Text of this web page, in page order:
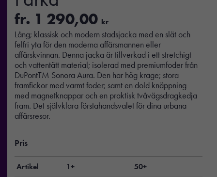
fr. 1 290,00 kr
Lång; klassisk och modern stadsjacka med en slät och
felfri yta för den moderna affärsmannen eller
affärskvinnan. Denna jacka är tillverkad i ett stretchigt
och vattentätt material; isolerad med premiumfoder från
DuPontTM Sonora Aura. Den har hög krage; stora
framfickor med varmt foder; samt en dold knäppning
med magnetknappar och en praktisk tvåvägsdragkedja
fram. Det självklara förstahandsvalet för dina urbana
affärsresor.
Pris
Artikel 1+
50+